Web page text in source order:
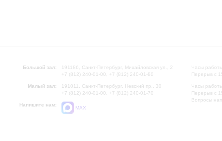
Большой зал:
191186, Санкт-Петербург, Михайловская ул., 2
+7 (812) 240-01-00, +7 (812) 240-01-80
Малый зал:
191011, Санкт-Петербург, Невский пр., 30
+7 (812) 240-01-00, +7 (812) 240-01-70
Напишите нам:
MAX
Часы
Перерыв с
Часы
Перерыв с
Вопросы